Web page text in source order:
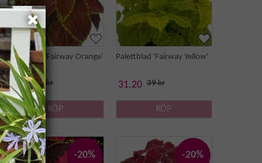
Palettblad 'Fairway Orange'
44 kr 55 kr
KÖP
Palettblad 'Fairway Yellow'
31.20 39 kr
KÖP
-20% -20%